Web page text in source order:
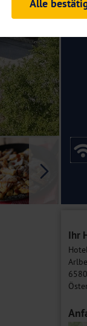
Ihr
und Analysen.
Auftritts ermitteln
es zu einer Drittlands
Daten finden Sie in
Alle